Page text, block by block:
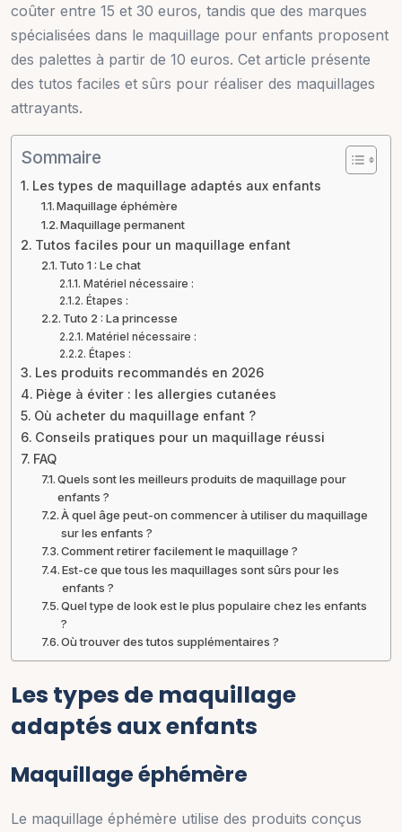
coûter entre 15 et 30 euros, tandis que des marques
spécialisées dans le maquillage pour enfants proposent
des palettes à partir de 10 euros. Cet article présente
des tutos faciles et sûrs pour réaliser des maquillages
attrayants.
Sommaire
Les types de maquillage adaptés aux enfants
Maquillage éphémère
Maquillage permanent
Tutos faciles pour un maquillage enfant
Tuto 1 : Le chat
Matériel nécessaire :
Étapes :
Tuto 2 : La princesse
Matériel nécessaire :
Étapes :
Les produits recommandés en 2026
Piège à éviter : les allergies cutanées
Où acheter du maquillage enfant ?
Conseils pratiques pour un maquillage réussi
FAQ
Quels sont les meilleurs produits de maquillage pour
enfants ?
À quel âge peut-on commencer à utiliser du maquillage
sur les enfants ?
Comment retirer facilement le maquillage ?
Est-ce que tous les maquillages sont sûrs pour les
enfants ?
Quel type de look est le plus populaire chez les enfants
?
Où trouver des tutos supplémentaires ?
Les types de maquillage
adaptés aux enfants
Maquillage éphémère
Le maquillage éphémère utilise des produits conçus